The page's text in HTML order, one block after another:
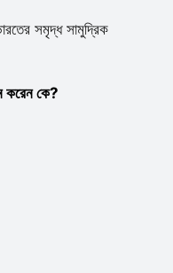
সমৃদ্ধ সামুদ্রিক
করেন কে?